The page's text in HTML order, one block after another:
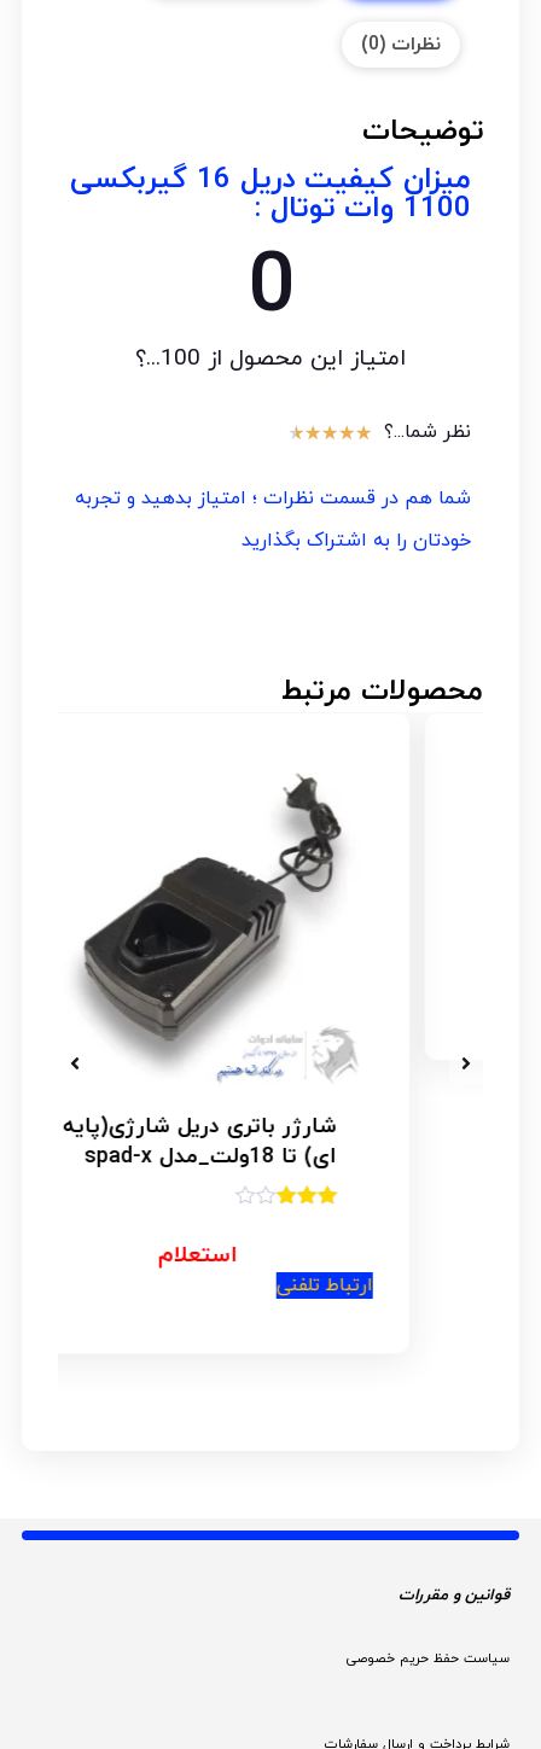
نظرات (0)
توضیحات
میزان کیفیت دریل 16 گیربکسی
1100 وات توتال :
امتیاز این محصول از 100...؟
0
نظر شما...؟ ★
★
★
★
★
شما هم در قسمت نظرات ؛ امتیاز بدهید و تجربه
خودتان را به اشتراک بگذارید
محصولات مرتبط
شارژر باتری دریل شارژی(پایه
استعلام
ارتباط تلفنی
قوانین و مقررات
سیاست حفظ حریم خصوصی
شرایط پرداخت و ارسال سفارشات